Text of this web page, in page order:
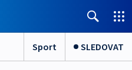
Sport SLEDOVAT